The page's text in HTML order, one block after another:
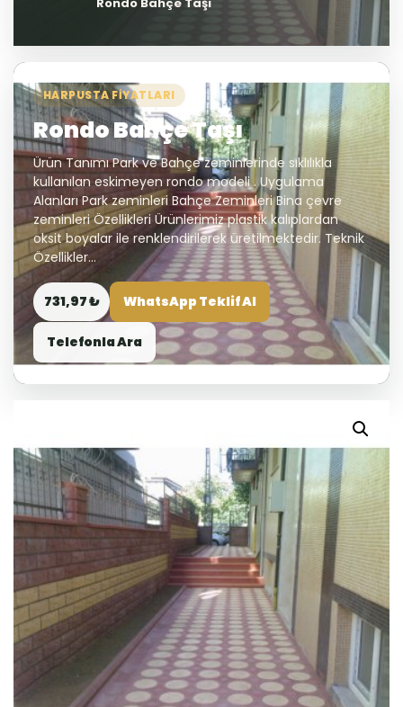
HARPUSTA FIYATLARI
Rondo Bahçe Taşı
Ürün Tanımı Park ve Bahçe zeminlerinde sıklılıkla
kullanılan eskimeyen rondo modeli . Uygulama
Alanları Park zeminleri Bahçe Zeminleri Bina çevre
zeminleri Özellikleri Ürünlerimiz plastik kalıplardan
oksit boyalar ile renklendirilerek üretilmektedir. Teknik
Özellikler...
731,97 ₺ WhatsApp Teklif Al
Telefonla Ara